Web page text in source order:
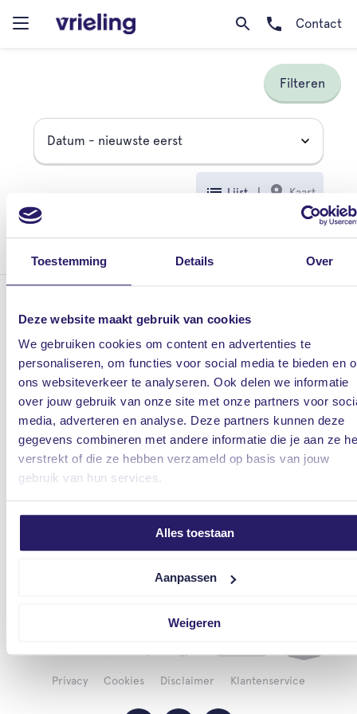
Toestemming Details Over
Deze website maakt gebruik van cookies
We gebruiken cookies om content en advertenties te
personaliseren, om functies voor social media te bieden en
ons websiteverkeer te analyseren. Ook delen we informatie
over jouw gebruik van onze site met onze partners voor
media, adverteren en analyse. Deze partners kunnen deze
gegevens combineren met andere informatie die je aan ze
verstrekt of die ze hebben verzameld op basis van jouw
gebruik van hun services.
Alles toestaan
Aanpassen
Weigeren
Contact
Lijst| Kaart
Filteren
Dedemsvaart
Langewijk 47, 7701 AB Dedemsvaart
dit kantoor is nu open
Hardenberg
Stelling 5, 7773 ND Hardenberg
dit kantoor is nu open
Zwolle
dit kantoor is nu open
Privacy Cookies Disclaimer Klantenservice